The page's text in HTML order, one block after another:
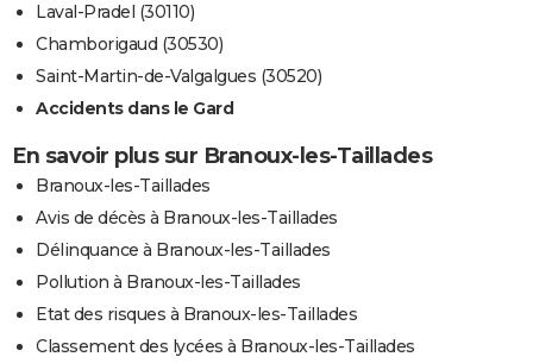
Laval-Pradel (30110)
Chamborigaud (30530)
Saint-Martin-de-Valgalgues (30520)
Accidents dans le Gard
En savoir plus sur Branoux-les-Taillades
Branoux-les-Taillades
Avis de décès à Branoux-les-Taillades
Délinquance à Branoux-les-Taillades
Pollution à Branoux-les-Taillades
Etat des risques à Branoux-les-Taillades
Classement des lycées à Branoux-les-Taillades